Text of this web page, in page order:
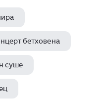
бетховена
суше